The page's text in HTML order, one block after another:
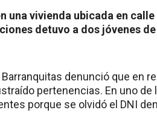
una vivienda ubicada en
detuvo a dos jóvenes de
denunció que en
pertenencias. En uno
porque se olvidó el DNI